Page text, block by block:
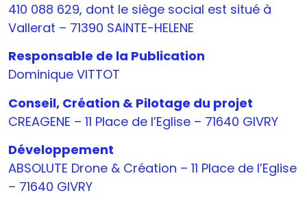
410 088 629, dont le siège social est situé à
Vallerat – 71390 SAINTE-HELENE
Responsable de la Publication
Dominique VITTOT
Conseil, Création & Pilotage du projet
CREAGENE – 11 Place de l’Eglise – 71640 GIVRY
Développement
ABSOLUTE Drone & Création – 11 Place de l’Eglise
– 71640 GIVRY